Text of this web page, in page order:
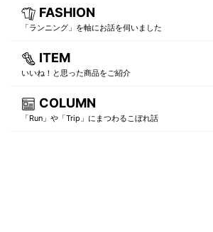
FASHION
「ランニング」を軸にお話を伺いました
ITEM
いいね！と思った商品をご紹介
COLUMN
「Run」や「Trip」にまつわるこぼれ話